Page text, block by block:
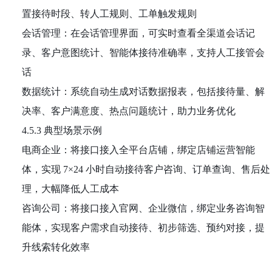
置接待时段、转人工规则、工单触发规则
会话管理：在会话管理界面，可实时查看全渠道会话记
录、客户意图统计、智能体接待准确率，支持人工接管会
话
数据统计：系统自动生成对话数据报表，包括接待量、解
决率、客户满意度、热点问题统计，助力业务优化
4.5.3 典型场景示例
电商企业：将接口接入全平台店铺，绑定店铺运营智能
体，实现 7×24 小时自动接待客户咨询、订单查询、售后处
理，大幅降低人工成本
咨询公司：将接口接入官网、企业微信，绑定业务咨询智
能体，实现客户需求自动接待、初步筛选、预约对接，提
升线索转化效率